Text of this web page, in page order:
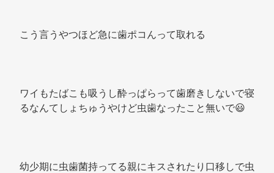
こう言うやつほど急に歯ポコんって取れる
ワイもたばこも吸うし酔っぱらって歯磨きしないで寝
るなんてしょちゅうやけど虫歯なったこと無いで😃
幼少期に虫歯菌持ってる親にキスされたり口移しで虫